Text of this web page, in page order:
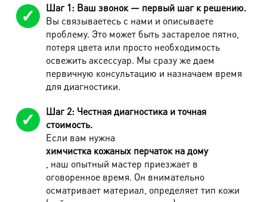
Топ, майка, футболка
Поло, футболка с длинным рукавом
360 руб.
Джинсы
490 руб.
Брюки спортивные, трикотажные
420 руб.
Полукомбинезон (утепл. брюки)
Толстовка, куртка спортивная
Толстовка, куртка спортивная с капюшоном
Верхняя одежда
Шаг 1: Ваш звонок — первый шаг к решению.
Вы связываетесь с нами и описываете
проблему. Это может быть застарелое пятно,
потеря цвета или просто необходимость
освежить аксессуар. Мы сразу же даем
первичную консультацию и назначаем время
для диагностики.
Шаг 2: Честная диагностика и точная
стоимость.
Если вам нужна
химчистка кожаных перчаток на дому
, наш опытный мастер приезжает в
оговоренное время. Он внимательно
осматривает материал, определяет тип кожи